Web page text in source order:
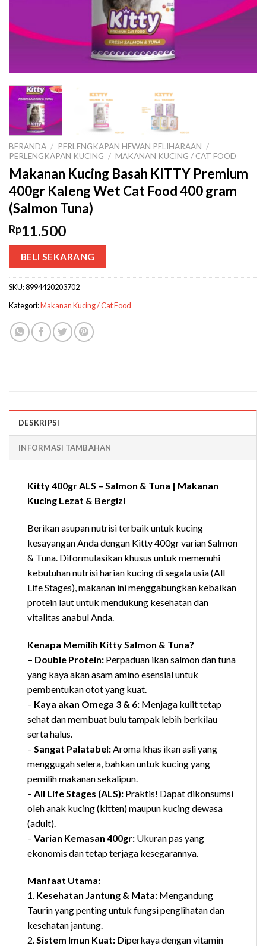
BERANDA / PERLENGKAPAN HEWAN PELIHARAAN /
PERLENGKAPAN KUCING / MAKANAN KUCING / CAT FOOD
Makanan Kucing Basah KITTY Premium
400gr Kaleng Wet Cat Food 400 gram
(Salmon Tuna)
Rp11.500
BELI SEKARANG
SKU:8994420203702
Kategori:Makanan Kucing / Cat Food
DESKRIPSI
INFORMASI TAMBAHAN
Kitty 400gr ALS – Salmon & Tuna | Makanan
Kucing Lezat & Bergizi
Berikan asupan nutrisi terbaik untuk kucing
kesayangan Anda dengan Kitty 400gr varian Salmon
& Tuna. Diformulasikan khusus untuk memenuhi
kebutuhan nutrisi harian kucing di segala usia (All
Life Stages), makanan ini menggabungkan kebaikan
protein laut untuk mendukung kesehatan dan
vitalitas anabul Anda.
Kenapa Memilih Kitty Salmon & Tuna?
– Double Protein: Perpaduan ikan salmon dan tuna
yang kaya akan asam amino esensial untuk
pembentukan otot yang kuat.
– Kaya akan Omega 3 & 6: Menjaga kulit tetap
sehat dan membuat bulu tampak lebih berkilau
serta halus.
– Sangat Palatabel:Aroma khas ikan asli yang
menggugah selera, bahkan untuk kucing yang
pemilih makanan sekalipun.
– All Life Stages (ALS): Praktis! Dapat dikonsumsi
oleh anak kucing (kitten) maupun kucing dewasa
(adult).
– Varian Kemasan 400gr: Ukuran pas yang
ekonomis dan tetap terjaga kesegarannya.
Manfaat Utama:
1. Kesehatan Jantung & Mata: Mengandung
Taurin yang penting untuk fungsi penglihatan dan
kesehatan jantung.
2. Sistem Imun Kuat: Diperkaya dengan vitamin